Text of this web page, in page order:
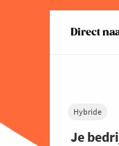
Direct
Hybride
Je